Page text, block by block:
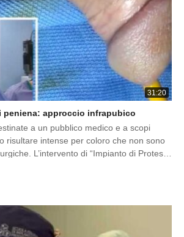
31:20
peniena: approccio infrapubico
a un pubblico medico e a scopi
risultare intense per coloro che non sono
L’intervento di “Impianto di Protesi
Infrapubico”, eseguito dal Prof.
procedura chirurgica progettata per
nel […]